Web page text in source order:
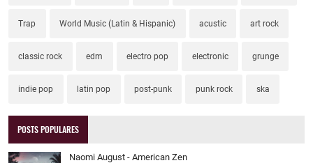
Trap World Music (Latin & Hispanic) acustic art rock
classic rock edm electro pop electronic grunge
indie pop latin pop post-punk punk rock ska
POSTS POPULARES
Naomi August - American Zen